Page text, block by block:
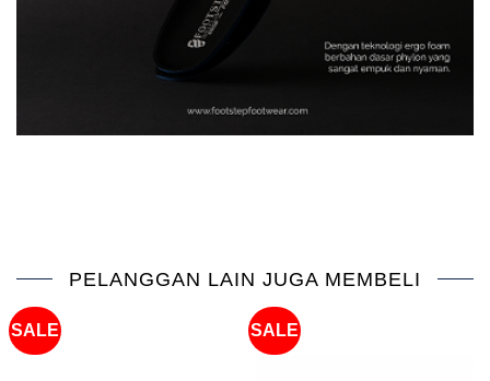
PELANGGAN LAIN JUGA MEMBELI
SALE SALE